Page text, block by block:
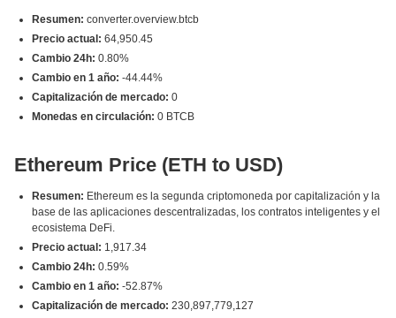
Resumen: converter.overview.btcb
Precio actual: 64,950.45
Cambio 24h: 0.80%
Cambio en 1 año: -44.44%
Capitalización de mercado: 0
Monedas en circulación: 0 BTCB
Ethereum Price (ETH to USD)
Resumen: Ethereum es la segunda criptomoneda por capitalización y la
base de las aplicaciones descentralizadas, los contratos inteligentes y el
ecosistema DeFi.
Precio actual: 1,917.34
Cambio 24h: 0.59%
Cambio en 1 año: -52.87%
Capitalización de mercado: 230,897,779,127